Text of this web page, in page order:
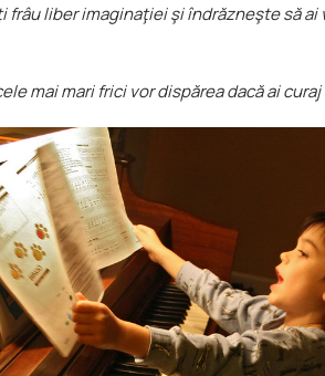
liber imaginaţiei şi îndrăzneşte să ai
mai mari frici vor dispărea dacă ai